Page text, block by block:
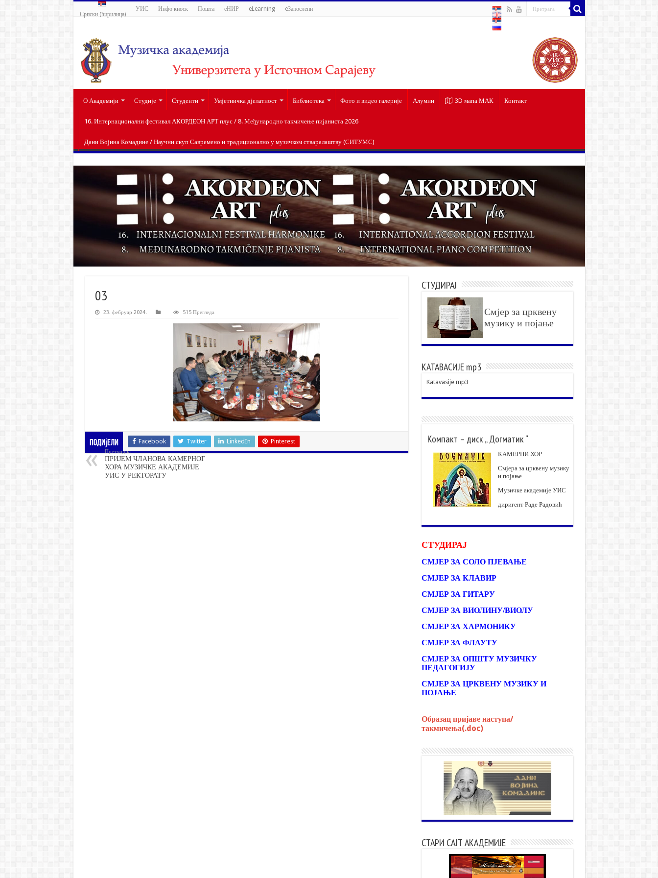
Српски (ћирилица)
УИС Инфо киоск Пошта еНИР eLearning eЗапослени
О Академији Студије Студенти Умјетничка дјелатност Библиотека Фото и видео галерије Алумни 3D мапа МАК Контакт
16. Интернационални фестивал АКОРДЕОН АРТ плус / 8. Међународно такмичење пијаниста 2026
Дани Војина Комадине / Научни скуп Савремено и традиционално у музичком стваралаштву (СИТУМС)
03
23. фебруар 2024. 515 Прегледа
Подијели Facebook Twitter LinkedIn Pinterest
Претходна
ПРИЈЕМ ЧЛАНОВА КАМЕРНОГ
ХОРА МУЗИЧКЕ АКАДЕМИЈЕ
УИС У РЕКТОРАТУ
СТУДИРАЈ
Смјер за црквену
музику и појање
КАТАВАСИЈЕ mp3
Katavasije mp3
Компакт – диск „ Догматик “
КАМЕРНИ ХОР
Смјера за црквену музику
и појање
Музичке академије УИС
диригент Раде Радовић
СТУДИРАЈ
СМЈЕР ЗА СОЛО ПЈЕВАЊЕ
СМЈЕР ЗА КЛАВИР
СМЈЕР ЗА ГИТАРУ
СМЈЕР ЗА ВИОЛИНУ/ВИОЛУ
СМЈЕР ЗА ХАРМОНИКУ
СМЈЕР ЗА ФЛАУТУ
СМЈЕР ЗА ОПШТУ МУЗИЧКУ
ПЕДАГОГИЈУ
СМЈЕР ЗА ЦРКВЕНУ МУЗИКУ И
ПОЈАЊЕ
Образац пријаве наступа/
такмичења(.doc)
СТАРИ САЈТ АКАДЕМИЈЕ